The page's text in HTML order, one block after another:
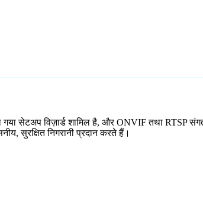
सेटअप विज़ार्ड शामिल है, और ONVIF तथा RTSP
सुरक्षित निगरानी प्रदान करते हैं।